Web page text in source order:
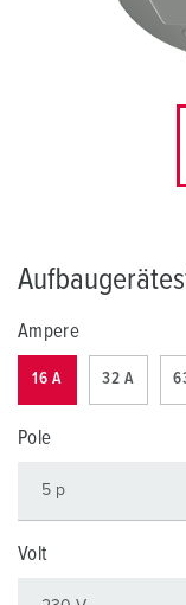
Ampere
16 A 32 A
Pole
Volt